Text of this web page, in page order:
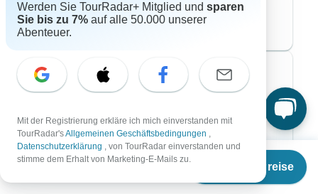
Ab€2.990
Termine & Preise
USA
Top Reiseveranstalter
Bavaria Fernreisen
Chamäleon
Werden Sie TourRadar+ Mitglied und sparen
Sie bis zu 7% auf alle 50.000 unserer
Abenteuer.
Mit der Registrierung erkläre ich mich einverstanden mit
TourRadar'sAllgemeinen Geschäftsbedingungen ,
Datenschutzerklärung , von TourRadar einverstanden und
stimme dem Erhalt von Marketing-E-Mails zu.